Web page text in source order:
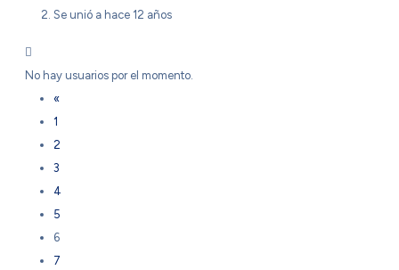
Se unió a hace 12 años
No hay usuarios por el momento.
«
1
2
3
4
5
6
7